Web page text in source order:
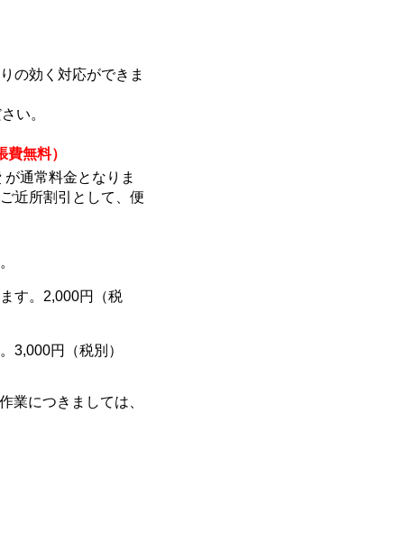
の効く対応ができま
い。
無料）
通常料金となりま
近所割引として、便
す。2,000円（税
3,000円（税別）
業につきましては、